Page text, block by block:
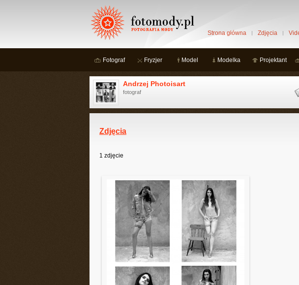
Strona główna Zdjęcia
Fotograf Fryzjer Model Modelka Projektant
Andrzej Photoisart
fotograf
Zdjęcia
1 zdjęcie